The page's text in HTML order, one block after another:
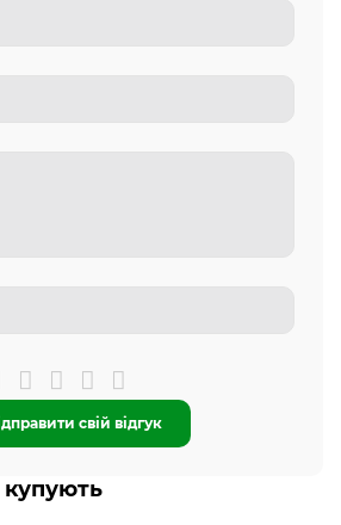
свій відгук